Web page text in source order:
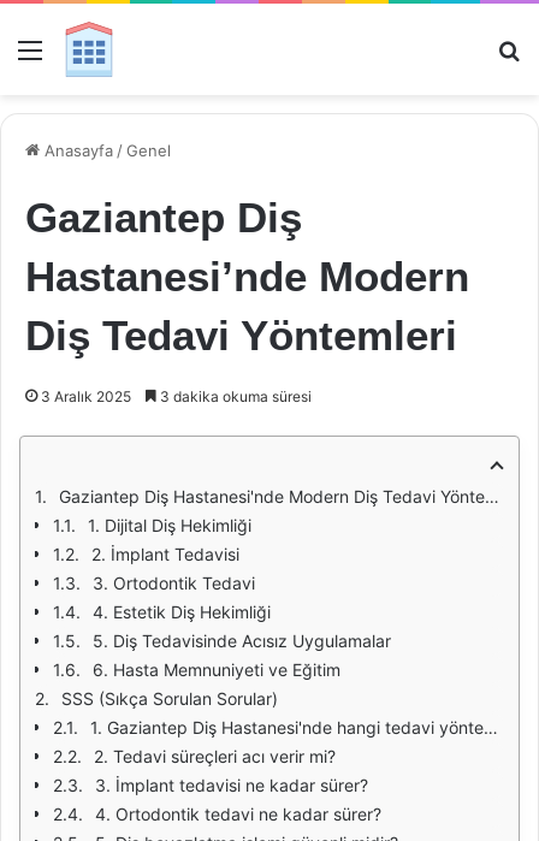
Menü
Anasayfa /Genel
Gaziantep Diş
Hastanesi’nde Modern
Diş Tedavi Yöntemleri
3 Aralık 2025 3 dakika okuma süresi
Gaziantep Diş Hastanesi'nde Modern Diş Tedavi Yöntemleri
1. Dijital Diş Hekimliği
2. İmplant Tedavisi
3. Ortodontik Tedavi
4. Estetik Diş Hekimliği
5. Diş Tedavisinde Acısız Uygulamalar
6. Hasta Memnuniyeti ve Eğitim
SSS (Sıkça Sorulan Sorular)
1. Gaziantep Diş Hastanesi'nde hangi tedavi yöntemleri uygulanmaktadır?
2. Tedavi süreçleri acı verir mi?
3. İmplant tedavisi ne kadar sürer?
4. Ortodontik tedavi ne kadar sürer?